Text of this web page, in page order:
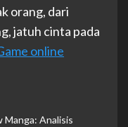
orang, dari
jatuh cinta pada
online
Manga: Analisis